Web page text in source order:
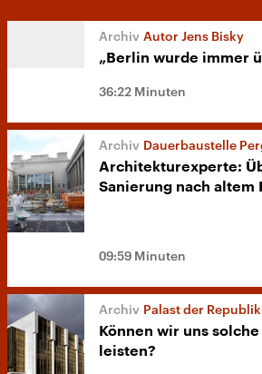
Autor Jens Bisky
„Berlin wurde immer
36:22 Minuten
Dauerbaustelle
Architekturexperte:
Sanierung nach altem
09:59 Minuten
Palast der Republik
Können wir uns
leisten?